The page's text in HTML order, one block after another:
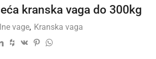
kranska vaga do 300kg
vage, Kranska vaga